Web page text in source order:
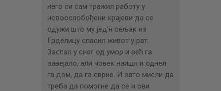
него си сам тражил работу у
новоослобођени крајеви да се
одужи што му јед’н сељак из
Грделицу спасил живот у рат.
Заспал у снег од умор и већ га
завејало, али човек наишл и однел
га дом, да га сврне. И зато мисли да
треба да помогне да се и ови